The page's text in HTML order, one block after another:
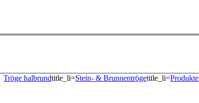
Tröge halbrundtitle_li=Stein- & Brunnentrögetitle_li=Produkte